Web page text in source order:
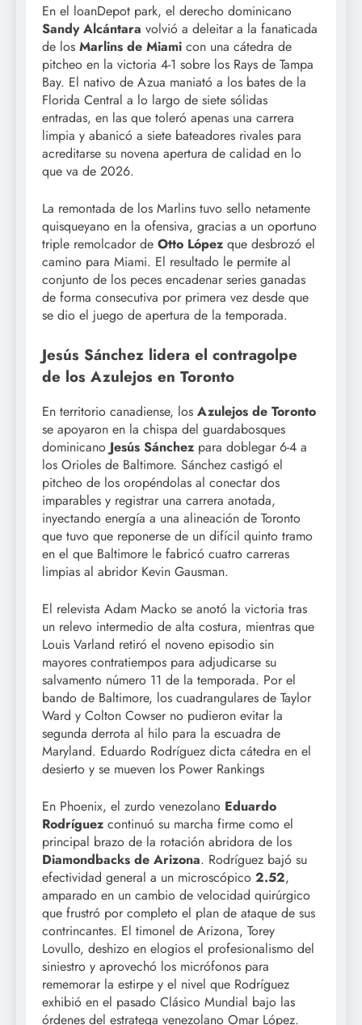
En el loanDepot park, el derecho dominicano
Sandy Alcántara volvió a deleitar a la fanaticada
de los Marlins de Miami con una cátedra de
pitcheo en la victoria 4-1 sobre los Rays de Tampa
Bay. El nativo de Azua maniató a los bates de la
Florida Central a lo largo de siete sólidas
entradas, en las que toleró apenas una carrera
limpia y abanicó a siete bateadores rivales para
acreditarse su novena apertura de calidad en lo
que va de 2026.
La remontada de los Marlins tuvo sello netamente
quisqueyano en la ofensiva, gracias a un oportuno
triple remolcador de Otto López que desbrozó el
camino para Miami. El resultado le permite al
conjunto de los peces encadenar series ganadas
de forma consecutiva por primera vez desde que
se dio el juego de apertura de la temporada.
Jesús Sánchez lidera el contragolpe
de los Azulejos en Toronto
En territorio canadiense, los Azulejos de Toronto
se apoyaron en la chispa del guardabosques
dominicano Jesús Sánchez para doblegar 6-4 a
los Orioles de Baltimore. Sánchez castigó el
pitcheo de los oropéndolas al conectar dos
imparables y registrar una carrera anotada,
inyectando energía a una alineación de Toronto
que tuvo que reponerse de un difícil quinto tramo
en el que Baltimore le fabricó cuatro carreras
limpias al abridor Kevin Gausman.
El relevista Adam Macko se anotó la victoria tras
un relevo intermedio de alta costura, mientras que
Louis Varland retiró el noveno episodio sin
mayores contratiempos para adjudicarse su
salvamento número 11 de la temporada. Por el
bando de Baltimore, los cuadrangulares de Taylor
Ward y Colton Cowser no pudieron evitar la
segunda derrota al hilo para la escuadra de
Maryland. Eduardo Rodríguez dicta cátedra en el
desierto y se mueven los Power Rankings
En Phoenix, el zurdo venezolano Eduardo
Rodríguez continuó su marcha firme como el
principal brazo de la rotación abridora de los
Diamondbacks de Arizona. Rodríguez bajó su
efectividad general a un microscópico 2.52,
amparado en un cambio de velocidad quirúrgico
que frustró por completo el plan de ataque de sus
contrincantes. El timonel de Arizona, Torey
Lovullo, deshizo en elogios el profesionalismo del
siniestro y aprovechó los micrófonos para
rememorar la estirpe y el nivel que Rodríguez
exhibió en el pasado Clásico Mundial bajo las
órdenes del estratega venezolano Omar López.